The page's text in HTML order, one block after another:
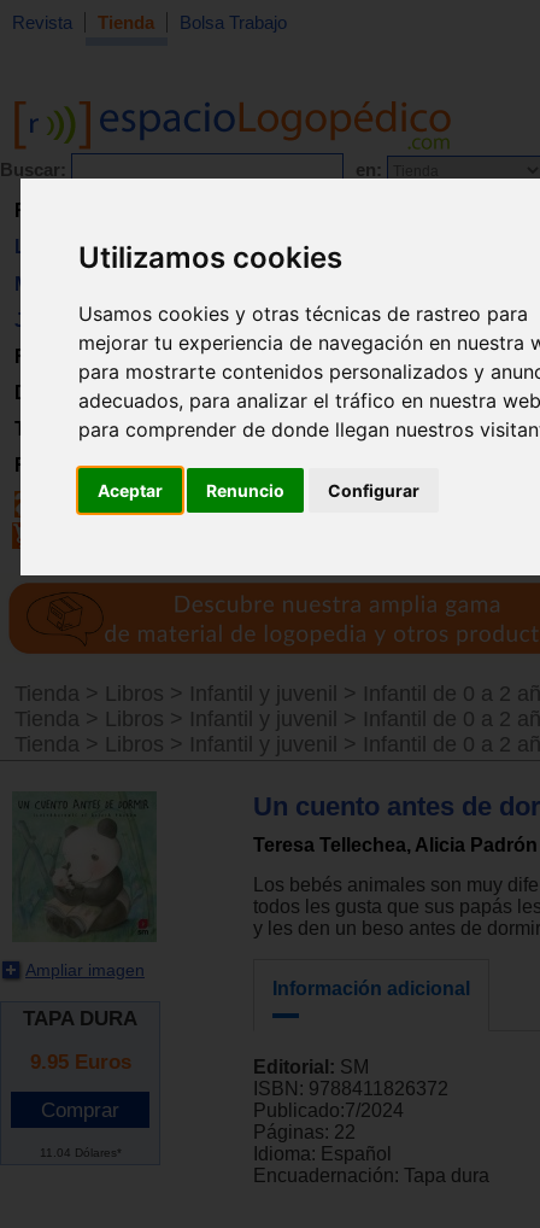
Utilizamos cookies
Usamos cookies y otras técnicas de rastreo para
mejorar tu experiencia de navegación en nuestra
para mostrarte contenidos personalizados y
adecuados, para analizar el tráfico en nuestra
para comprender de donde llegan nuestros
Aceptar Renuncio Configurar
Revista Tienda Bolsa Trabajo
Buscar: en:
Revista
Libros
Material
Juguetes
Formación
Directorio
Trabajo
Registro
Tienda > Libros > Infantil y juvenil > Infantil de 0 a 2
Tienda > Libros > Infantil y juvenil > Infantil de 0 a 2
Tienda > Libros > Infantil y juvenil > Infantil de 0 a 2
Ampliar imagen
TAPA DURA
9.95 Euros
11.04 Dólares*
Un cuento antes de
Teresa Tellechea, Alicia Padrón
Los bebés animales son muy
todos les gusta que sus papás
y les den un beso antes de
Información adicional
Editorial: SM
ISBN: 9788411826372
Publicado:7/2024
Páginas: 22
Idioma: Español
Encuadernación: Tapa dura